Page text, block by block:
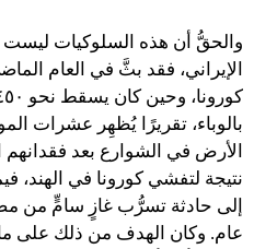
والحقُّ أن هذه السلوكيات ليست
الإيراني، فقد بثَّ في العام
بالوباء، تقريرًا يُظهِر عشرات
الأرض في الشوارع بعد فقدانهم
نتيجة لتفشي كورونا في الهند،
إلى حادثة تسرُّب غازٍ سامٍّ من
عام. وكان الهدف من ذلك على ما